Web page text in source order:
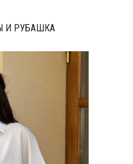
И РУБАШКА